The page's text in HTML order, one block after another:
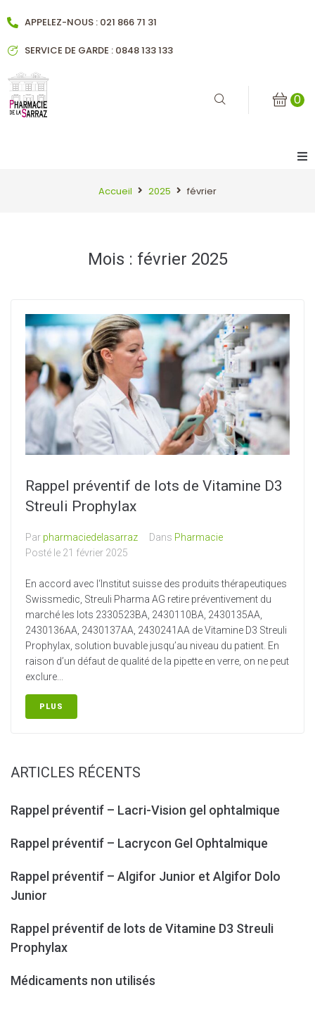
APPELEZ-NOUS : 021 866 71 31
SERVICE DE GARDE : 0848 133 133
0
Nos services
Actualités
Produits Vétérinaires
Contact
Accueil 2025 février
Mois : février 2025
Rappel préventif de lots de Vitamine D3
Streuli Prophylax
Par pharmaciedelasarraz Dans Pharmacie
Posté le 21 février 2025
En accord avec l‘Institut suisse des produits thérapeutiques
Swissmedic, Streuli Pharma AG retire préventivement du
marché les lots 2330523BA, 2430110BA, 2430135AA,
2430136AA, 2430137AA, 2430241AA de Vitamine D3 Streuli
Prophylax, solution buvable jusqu’au niveau du patient. En
raison d’un défaut de qualité de la pipette en verre, on ne peut
exclure...
PLUS
ARTICLES RÉCENTS
Rappel préventif – Lacri-Vision gel ophtalmique
Rappel préventif – Lacrycon Gel Ophtalmique
Rappel préventif – Algifor Junior et Algifor Dolo
Junior
Rappel préventif de lots de Vitamine D3 Streuli
Prophylax
Médicaments non utilisés